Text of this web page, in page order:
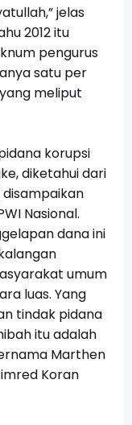
jelas
2012 itu
pengurus
satu per
meliput
korupsi
diketahui dari
Nasional.
dana ini
umum
luas. Yang
tindak pidana
itu adalah
Marthen
Koran